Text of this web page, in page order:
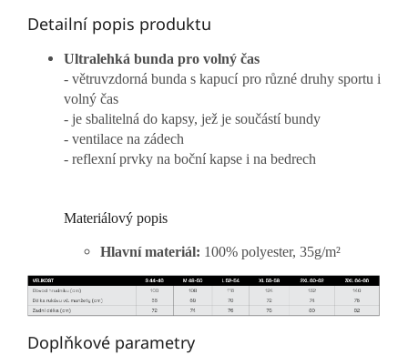
Detailní popis produktu
Ultralehká bunda pro volný čas
- větruvzdorná bunda s kapucí pro různé druhy sportu i
volný čas
- je sbalitelná do kapsy, jež je součástí bundy
- ventilace na zádech
- reflexní prvky na boční kapse i na bedrech
Materiálový popis
Hlavní materiál: 100% polyester, 35g/m²
Doplňkové parametry